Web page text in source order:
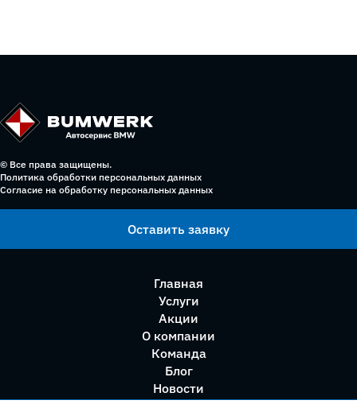
© Все права защищены.
Политика обработки персональных данных
Согласие на обработку персональных данных
Оставить заявку
Главная
Услуги
Акции
О компании
Команда
Блог
Новости